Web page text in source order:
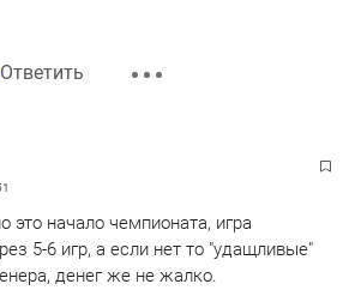
Ответить
это начало чемпионата, игра
5-6 игр, а если нет то "удащливые"
денег же не жалко.